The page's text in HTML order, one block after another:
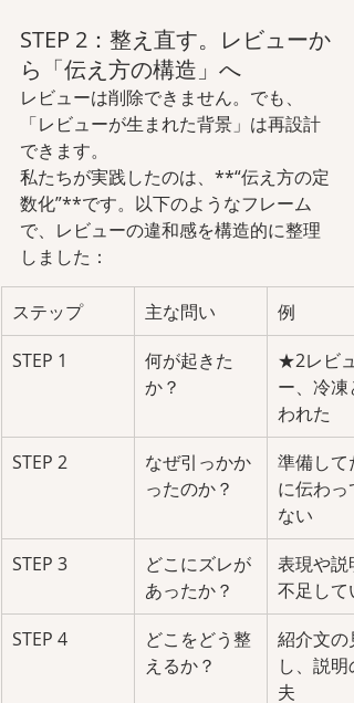
STEP 2：整え直す。レビューか
ら「伝え方の構造」へ
レビューは削除できません。でも、
「レビューが生まれた背景」は再設計
できます。
私たちが実践したのは、**“伝え方の定
数化”**です。以下のようなフレーム
で、レビューの違和感を構造的に整理
しました：
ステップ 主な問い
例
STEP 1
何が起きた
か？
★2レビュ
ー、冷凍
われた
STEP 2
なぜ引っかか
ったのか？
準備して
に伝わっ
ない
STEP 3
どこにズレが
あったか？
表現や説
不足して
STEP 4
どこをどう整
えるか？
紹介文の
し、説明
夫